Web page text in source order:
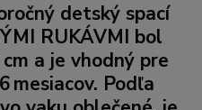
detský spací
RUKÁVMI bol
a je vhodný pre
mesiacov. Podľa